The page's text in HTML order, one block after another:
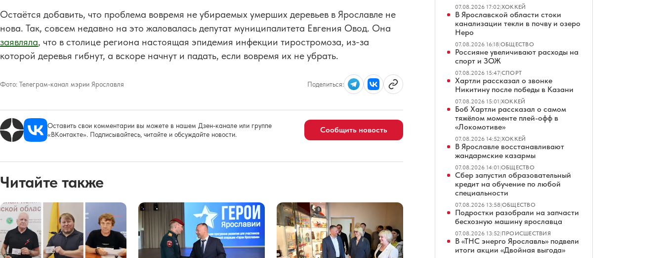
Остаётся добавить, что проблема вовремя не убираемых умерших деревьев в Ярославле не
нова. Так, совсем недавно на это жаловалась депутат муниципалитета Евгения Овод. Она
заявляла, что в столице региона настоящая эпидемия инфекции тиростромоза, из-за
которой деревья гибнут, а вскоре начнут и падать, если вовремя их не убрать.
Фото: Телеграм-канал мэрии Ярославля Поделиться:
Оставить свои комментарии вы можете в нашем Дзен-канале или группе
«ВКонтакте». Подписывайтесь, читайте и обсуждайте новости.
Сообщить новость
Читайте также
07.08.2026 17:02|ХОККЕЙ
В Ярославской области стоки
канализации текли в почву и озеро
Неро
07.08.2026 16:18|ОБЩЕСТВО
Россияне увеличивают расходы на
спорт и ЗОЖ
07.08.2026 15:47|СПОРТ
Хартли рассказал о звонке
Никитину после победы в Казани
07.08.2026 15:01|ХОККЕЙ
Боб Хартли рассказал о самом
тяжёлом моменте плей-офф в
«Локомотиве»
07.08.2026 14:52|ХОККЕЙ
В Ярославле восстанавливают
жандармские казармы
07.08.2026 14:01|ОБЩЕСТВО
Сбер запустил образовательный
кредит на обучение по любой
специальности
07.08.2026 13:58|ОБЩЕСТВО
Подростки разобрали на запчасти
бесхозную машину ярославца
07.08.2026 13:52|ПРОИСШЕСТВИЯ
В «ТНС энерго Ярославль» подвели
итоги акции «Двойная выгода»